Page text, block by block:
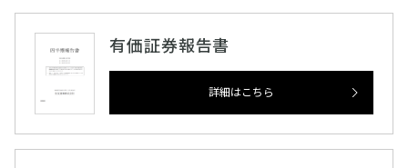
有価証券報告書
詳細はこちら